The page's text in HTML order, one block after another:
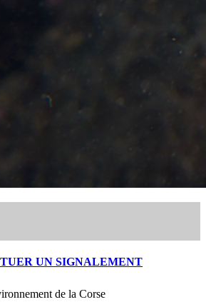
UN SIGNALEMENT